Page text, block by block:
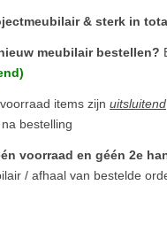
& sterk in
meubilair bestellen?
items zijn uitsluitend
bestelling
voorraad en géén 2e
/ afhaal van bestelde